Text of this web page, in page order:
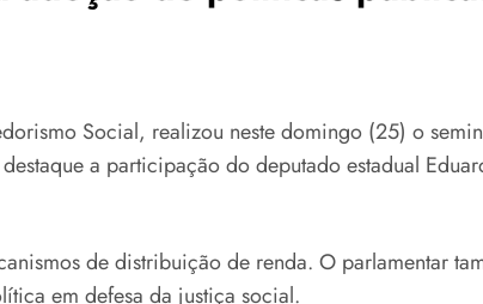
Social, realizou neste domingo (25) o
a participação do deputado estadual
de distribuição de renda. O parlamentar
em defesa da justiça social.